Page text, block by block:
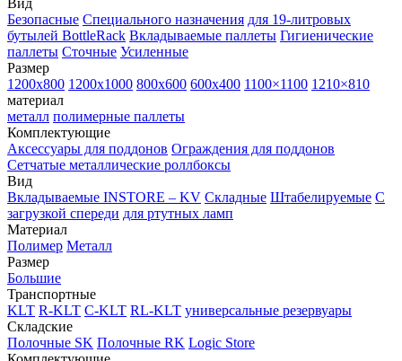
Вид
Безопасные Специального назначения для 19-литровых
бутылей BottleRack Вкладываемые паллеты Гигиенические
паллеты Сточные Усиленные
Размер
1200х800 1200х1000 800х600 600х400 1100×1100 1210×810
материал
металл полимерные паллеты
Комплектующие
Аксессуары для поддонов Ограждения для поддонов
Сетчатые металлические роллбоксы
Вид
Вкладываемые INSTORE – KV Складные Штабелируемые С
загрузкой спереди для ртутных ламп
Материал
Полимер Металл
Размер
Большие
Транспортные
KLT R-KLT C-KLT RL-KLT универсальные резервуары
Складские
Полочные SK Полочные RK Logic Store